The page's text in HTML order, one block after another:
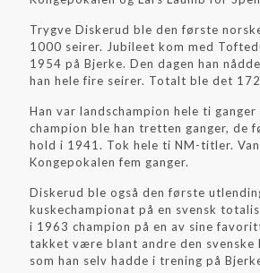
Trygve Diskerud ble den første
1000 seirer. Jubileet kom med
1954 på Bjerke. Den dagen han
han hele fire seirer. Totalt ble det
Han var landschampion hele ti ganger
champion ble han tretten ganger, de
hold i 1941. Tok hele ti NM-titler.
Kongepokalen fem ganger.
Diskerud ble også den første
kuskechampionat på en svensk
i 1963 champion på en av sine
takket være blant andre den svenske
som han selv hadde i trening på